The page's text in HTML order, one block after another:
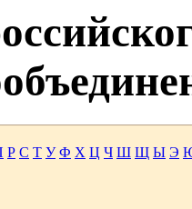
Р С Т У Ф Х Ц Ч Ш Щ Ы Э